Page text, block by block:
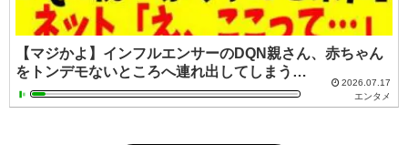
【マジかよ】インフルエンサーのDQN親さん、赤ちゃん
をトンデモないところへ連れ出してしまう…
2026.07.17
エンタメ